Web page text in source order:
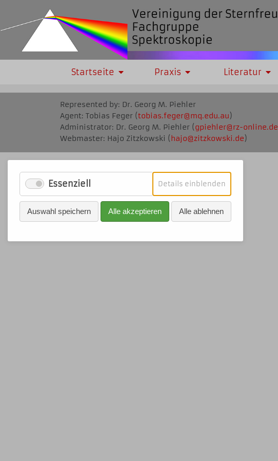
Startseite Praxis Literatur
Represented by: Dr. Georg M. Piehler
Agent: Tobias Feger (tobias.feger@mq.edu.au)
Administrator: Dr. Georg M. Piehler (gpiehler@rz-online.de
Webmaster: Hajo Zitzkowski ( hajo@zitzkowski.de)
Essenziell Details einblenden
Essenziell
Auswahl speichern Alle akzeptieren Alle ablehnen